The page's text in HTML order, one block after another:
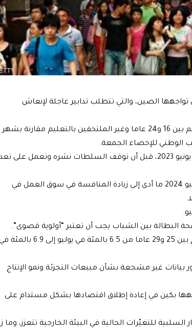
تواجهها الصين، والتي تتطلب تدابير عاجلة لإنعاش
ارتفع معدل البطالة بين الشباب الذين تتراوح أعمارهم بين 16 و24 عاما وغير الملتحقين بالتعليم مقارنة بشهر
وسجل مؤشر نسبة البطالة المرتقب 21.3 بالمئة في يونيو 2023، قبل أن توقف السلطات نشره وتعمل على
تخرّج نحو 12 مليون طالب من جامعات الصين في يونيو 2024 ما أدى إلى زيادة المنافسة في سوق العمل في
البطالة بين الشباب يجب أن تعتبر “أولوية قصوى”.
وارتفع معدل البطالة في صفوف مَن تتراوح أعمارهم بين 25 و29 عاما من 6.5 بالمئة في يوليو إلى 6.9 بالمئة في
غير مشجعة بشأن مبيعات التجزئة ونمو الإنتاج
بكين في إعادة إطلاق اقتصادها بشكل مستدام على
للتغيّرات الحالية في البيئة الخارجية تتعزز، وما